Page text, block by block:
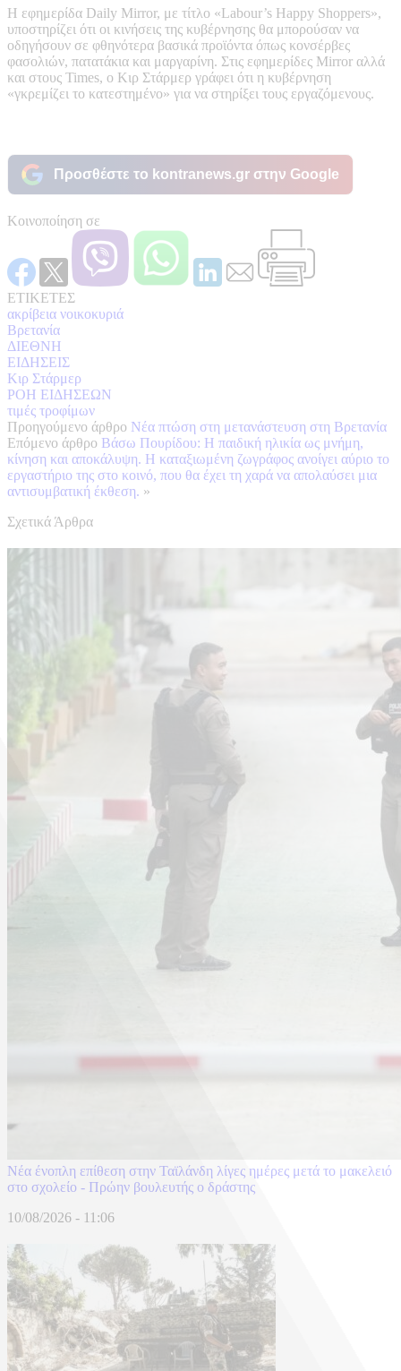
Η εφημερίδα Daily Mirror, με τίτλο «Labour’s Happy Shoppers»,
υποστηρίζει ότι οι κινήσεις της κυβέρνησης θα μπορούσαν να
οδηγήσουν σε φθηνότερα βασικά προϊόντα όπως κονσέρβες
φασολιών, πατατάκια και μαργαρίνη. Στις εφημερίδες Mirror αλλά
και στους Times, ο Κιρ Στάρμερ γράφει ότι η κυβέρνηση
«γκρεμίζει το κατεστημένο» για να στηρίξει τους εργαζόμενους.
Προσθέστε το kontranews.gr στην Google
Κοινοποίηση σε
ΕΤΙΚΕΤΕΣ
ακρίβεια νοικοκυριά
Βρετανία
ΔΙΕΘΝΗ
ΕΙΔΗΣΕΙΣ
Κιρ Στάρμερ
ΡΟΗ ΕΙΔΗΣΕΩΝ
τιμές τροφίμων
Προηγούμενο άρθρο Νέα πτώση στη μετανάστευση στη Βρετανία
Επόμενο άρθρο Βάσω Πουρίδου: Η παιδική ηλικία ως μνήμη,
κίνηση και αποκάλυψη. Η καταξιωμένη ζωγράφος ανοίγει αύριο το
εργαστήριο της στο κοινό, που θα έχει τη χαρά να απολαύσει μια
αντισυμβατική έκθεση. »
Σχετικά Άρθρα
Νέα ένοπλη επίθεση στην Ταϊλάνδη λίγες ημέρες μετά το μακελειό
στο σχολείο - Πρώην βουλευτής ο δράστης
10/08/2026 - 11:06